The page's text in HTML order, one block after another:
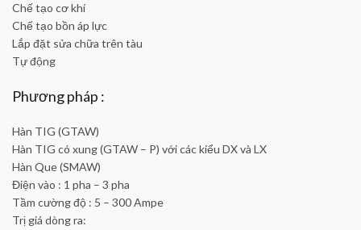
Chế tạo cơ khí
Chế tạo bồn áp lực
Lắp đặt sửa chữa trên tàu
Tự động
Phương pháp :
Hàn TIG (GTAW)
Hàn TIG có xung (GTAW – P) với các kiểu DX và LX
Hàn Que (SMAW)
Điện vào : 1 pha – 3 pha
Tầm cường độ : 5 – 300 Ampe
Trị giá dòng ra: